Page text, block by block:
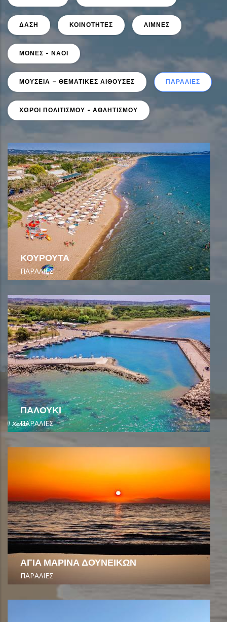
ΔΑΣΗ ΚΟΙΝΟΤΗΤΕΣ ΛΙΜΝΕΣ
ΜΟΝΕΣ - ΝΑΟΙ
ΜΟΥΣΕΙΑ – ΘΕΜΑΤΙΚΕΣ ΑΙΘΟΥΣΕΣ ΠΑΡΑΛΙΕΣ
ΧΩΡΟΙ ΠΟΛΙΤΙΣΜΟΥ - ΑΘΛΗΤΙΣΜΟΥ
ΚΟΥΡΟΥΤΑ
ΠΑΡΑΛΙΕΣ
ΠΑΛΟΥΚΙ
ΠΑΡΑΛΙΕΣ
ΑΓΙΑ ΜΑΡΙΝΑ ΔΟΥΝΕΙΚΩΝ
ΠΑΡΑΛΙΕΣ